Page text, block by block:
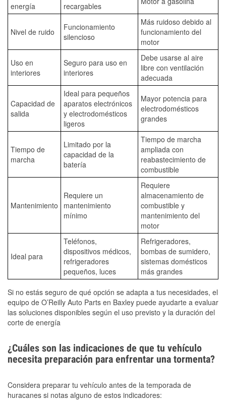
energía
recargables
Nivel de ruido
Funcionamiento
silencioso
Más ruidoso debido al
funcionamiento del
motor
Uso en
interiores
Seguro para uso en
interiores
Debe usarse al aire
libre con ventilación
adecuada
Capacidad de
salida
Ideal para pequeños
aparatos electrónicos
y electrodomésticos
ligeros
Mayor potencia para
electrodomésticos
grandes
Tiempo de
marcha
Limitado por la
capacidad de la
batería
Tiempo de marcha
ampliada con
reabastecimiento de
combustible
Mantenimiento
Requiere un
mantenimiento
mínimo
Requiere
almacenamiento de
combustible y
mantenimiento del
motor
Ideal para
Teléfonos,
dispositivos médicos,
refrigeradores
pequeños, luces
Refrigeradores,
bombas de sumidero,
sistemas domésticos
más grandes
Si no estás seguro de qué opción se adapta a tus necesidades, el
equipo de O’Reilly Auto Parts en Baxley puede ayudarte a evaluar
las soluciones disponibles según el uso previsto y la duración del
corte de energía
¿Cuáles son las indicaciones de que tu vehículo
necesita preparación para enfrentar una tormenta?
Considera preparar tu vehículo antes de la temporada de
huracanes si notas alguno de estos indicadores: